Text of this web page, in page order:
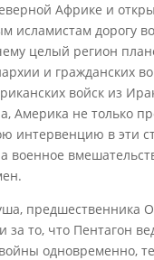
Африке и
исламистам дорогу
целый регион
и гражданских
войск из
Америка не только
интервенцию в эти
военное
предшественника
за то, что Пентагон
одновременно,